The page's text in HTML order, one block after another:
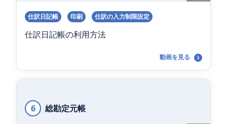
仕訳日記帳 印刷 仕訳の入力制限設定
仕訳日記帳の利用方法
動画を見る
6 総勘定元帳